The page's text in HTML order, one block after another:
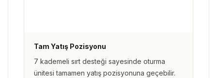
Tam Yatış Pozisyonu
7 kademeli sırt desteği sayesinde oturma
ünitesi tamamen yatış pozisyonuna geçebilir.